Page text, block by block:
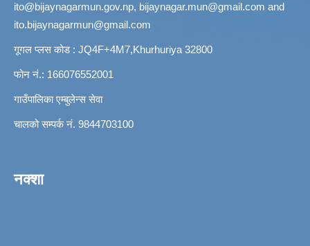
ito@bijaynagarmun.gov.np, bijaynagar.mun@gmail.com and
ito.bijaynagarmun@gmail.com
गूगल प्लस कोड : JQ4F+4M7,Khurhuriya 32800
फोन नं.: 166076552001
गाउँपालिका एम्बुलेन्स सेवा
चालको सम्पर्क नं. 9844703100
नक्शा